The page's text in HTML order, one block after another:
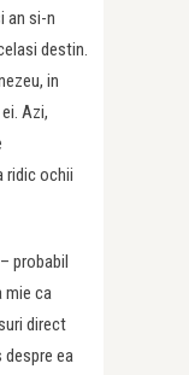
an si-n
destin.
in
Azi,
ridic ochii
probabil
mie ca
direct
ea